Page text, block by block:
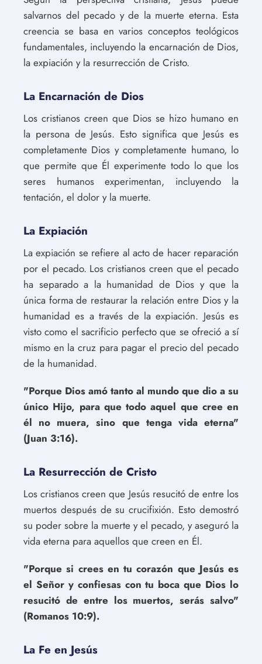
salvarnos del pecado y de la muerte eterna. Esta
creencia se basa en varios conceptos teológicos
fundamentales, incluyendo la encarnación de Dios,
la expiación y la resurrección de Cristo.
La Encarnación de Dios
Los cristianos creen que Dios se hizo humano en
la persona de Jesús. Esto significa que Jesús es
completamente Dios y completamente humano, lo
que permite que Él experimente todo lo que los
seres humanos experimentan, incluyendo la
tentación, el dolor y la muerte.
La Expiación
La expiación se refiere al acto de hacer reparación
por el pecado. Los cristianos creen que el pecado
ha separado a la humanidad de Dios y que la
única forma de restaurar la relación entre Dios y la
humanidad es a través de la expiación. Jesús es
visto como el sacrificio perfecto que se ofreció a sí
mismo en la cruz para pagar el precio del pecado
de la humanidad.
"Porque Dios amó tanto al mundo que dio a su
único Hijo, para que todo aquel que cree en
él no muera, sino que tenga vida eterna"
(Juan 3:16).
La Resurrección de Cristo
Los cristianos creen que Jesús resucitó de entre los
muertos después de su crucifixión. Esto demostró
su poder sobre la muerte y el pecado, y aseguró la
vida eterna para aquellos que creen en Él.
"Porque si crees en tu corazón que Jesús es
el Señor y confiesas con tu boca que Dios lo
resucitó de entre los muertos, serás salvo"
(Romanos 10:9).
La Fe en Jesús